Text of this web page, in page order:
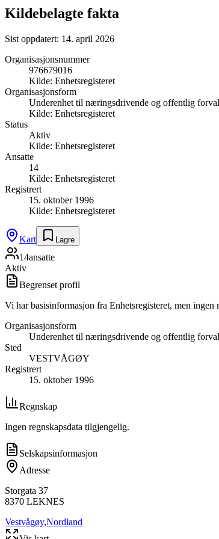
Kildebelagte fakta
Sist oppdatert: 14. april 2026
Organisasjonsnummer
976679016
Kilde: Enhetsregisteret
Organisasjonsform
Underenhet til næringsdrivende og offentlig
Kilde: Enhetsregisteret
Status
Aktiv
Kilde: Enhetsregisteret
Ansatte
14
Kilde: Enhetsregisteret
Registrert
15. oktober 1996
Kilde: Enhetsregisteret
Kart Lagre
14ansatte
Aktiv
Begrenset profil
Vi har basisinformasjon fra Enhetsregisteret, men
Organisasjonsform
Underenhet til næringsdrivende og offentlig
Sted
VESTVÅGØY
Registrert
15. oktober 1996
Regnskap
Ingen regnskapsdata tilgjengelig.
Selskapsinformasjon
Adresse
Storgata 37
8370 LEKNES
Vestvågøy,Nordland